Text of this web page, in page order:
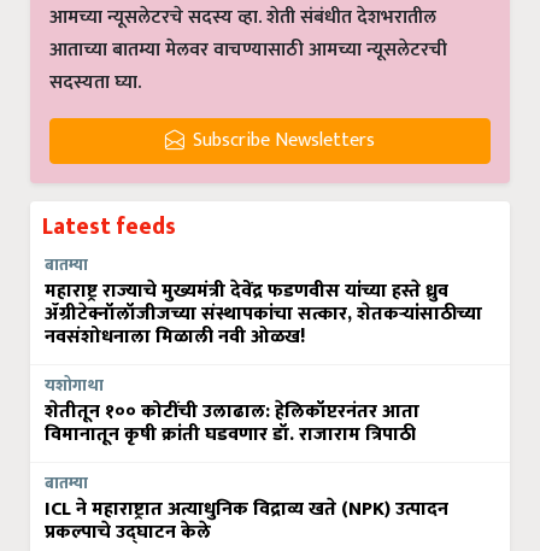
आमच्या न्यूसलेटरचे सदस्य व्हा. शेती संबंधीत देशभरातील
आताच्या बातम्या मेलवर वाचण्यासाठी आमच्या न्यूसलेटरची
सदस्यता घ्या.
Subscribe Newsletters
Latest feeds
बातम्या
महाराष्ट्र राज्याचे मुख्यमंत्री देवेंद्र फडणवीस यांच्या हस्ते ध्रुव
ॲग्रीटेक्नॉलॉजीजच्या संस्थापकांचा सत्कार, शेतकऱ्यांसाठीच्या
नवसंशोधनाला मिळाली नवी ओळख!
यशोगाथा
शेतीतून १०० कोटींची उलाढाल: हेलिकॉप्टरनंतर आता
विमानातून कृषी क्रांती घडवणार डॉ. राजाराम त्रिपाठी
बातम्या
ICL ने महाराष्ट्रात अत्याधुनिक विद्राव्य खते (NPK) उत्पादन
प्रकल्पाचे उद्घाटन केले